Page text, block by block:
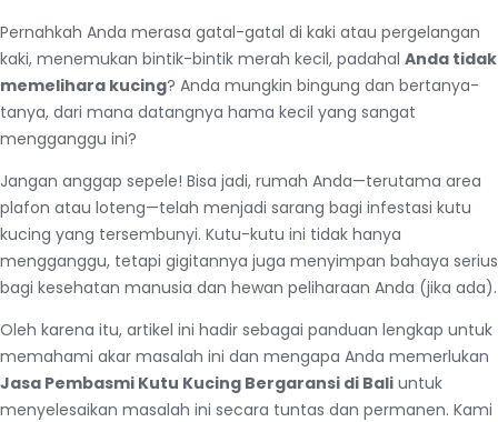
Pernahkah Anda merasa gatal-gatal di kaki atau pergelangan
kaki, menemukan bintik-bintik merah kecil, padahal Anda tidak
memelihara kucing? Anda mungkin bingung dan bertanya-
tanya, dari mana datangnya hama kecil yang sangat
mengganggu ini?
Jangan anggap sepele! Bisa jadi, rumah Anda—terutama area
plafon atau loteng—telah menjadi sarang bagi infestasi kutu
kucing yang tersembunyi. Kutu-kutu ini tidak hanya
mengganggu, tetapi gigitannya juga menyimpan bahaya serius
bagi kesehatan manusia dan hewan peliharaan Anda (jika ada).
Oleh karena itu, artikel ini hadir sebagai panduan lengkap untuk
memahami akar masalah ini dan mengapa Anda memerlukan
Jasa Pembasmi Kutu Kucing Bergaransi di Bali untuk
menyelesaikan masalah ini secara tuntas dan permanen. Kami